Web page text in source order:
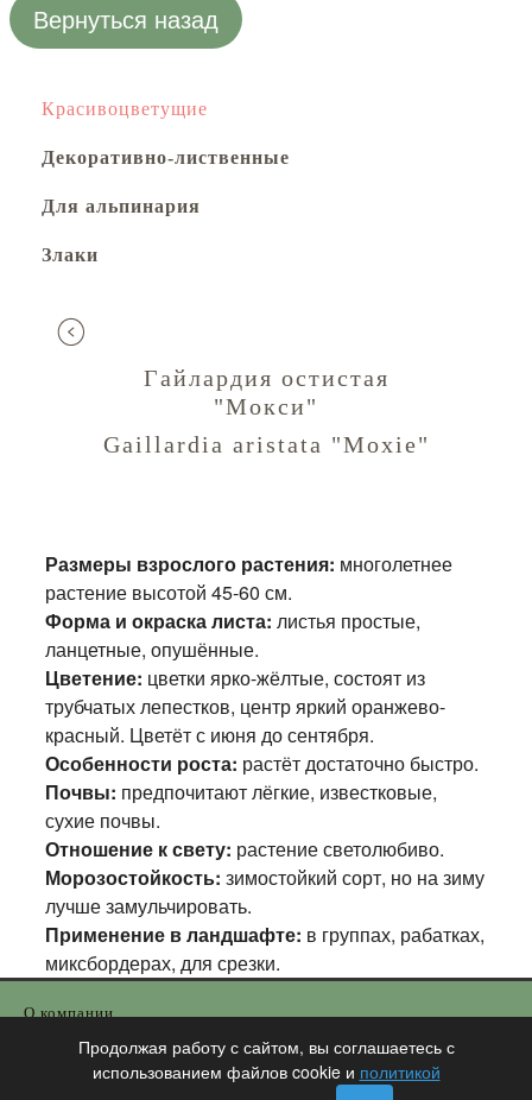
Вернуться назад
Красивоцветущие
Декоративно-лиственные
Для альпинария
Злаки
Гайлардия остистая
"Мокси"
Gaillardia aristata "Moxie"
Размеры взрослого растения: многолетнее
растение высотой 45-60 см.
Форма и окраска листа: листья простые,
ланцетные, опушённые.
Цветение: цветки ярко-жёлтые, состоят из
трубчатых лепестков, центр яркий оранжево-
красный. Цветёт с июня до сентября.
Особенности роста: растёт достаточно быстро.
Почвы: предпочитают лёгкие, известковые,
сухие почвы.
Отношение к свету: растение светолюбиво.
Морозостойкость: зимостойкий сорт, но на зиму
лучше замульчировать.
Применение в ландшафте: в группах, рабатках,
миксбордерах, для срезки.
О компании
Информация для оптовиков
Контакты
Продолжая работу с сайтом, вы соглашаетесь с
использованием файлов cookie и политикой